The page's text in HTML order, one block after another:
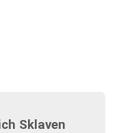
Sklaven